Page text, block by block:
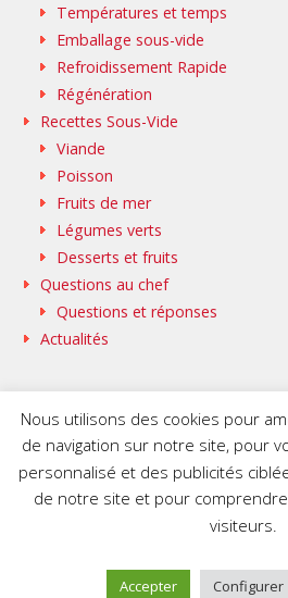
Températures et temps
Emballage sous-vide
Refroidissement Rapide
Régénération
Recettes Sous-Vide
Viande
Poisson
Fruits de mer
Légumes verts
Desserts et fruits
Questions au chef
Questions et réponses
Actualités
SAMMIC WEB
FLEISCHMANN’S
© 2020 SmartVide by Sammic.
Nous utilisons des cookies pour
de navigation sur notre site, pour
personnalisé et des publicités
de notre site et pour
visiteurs.
Accepter Configurer